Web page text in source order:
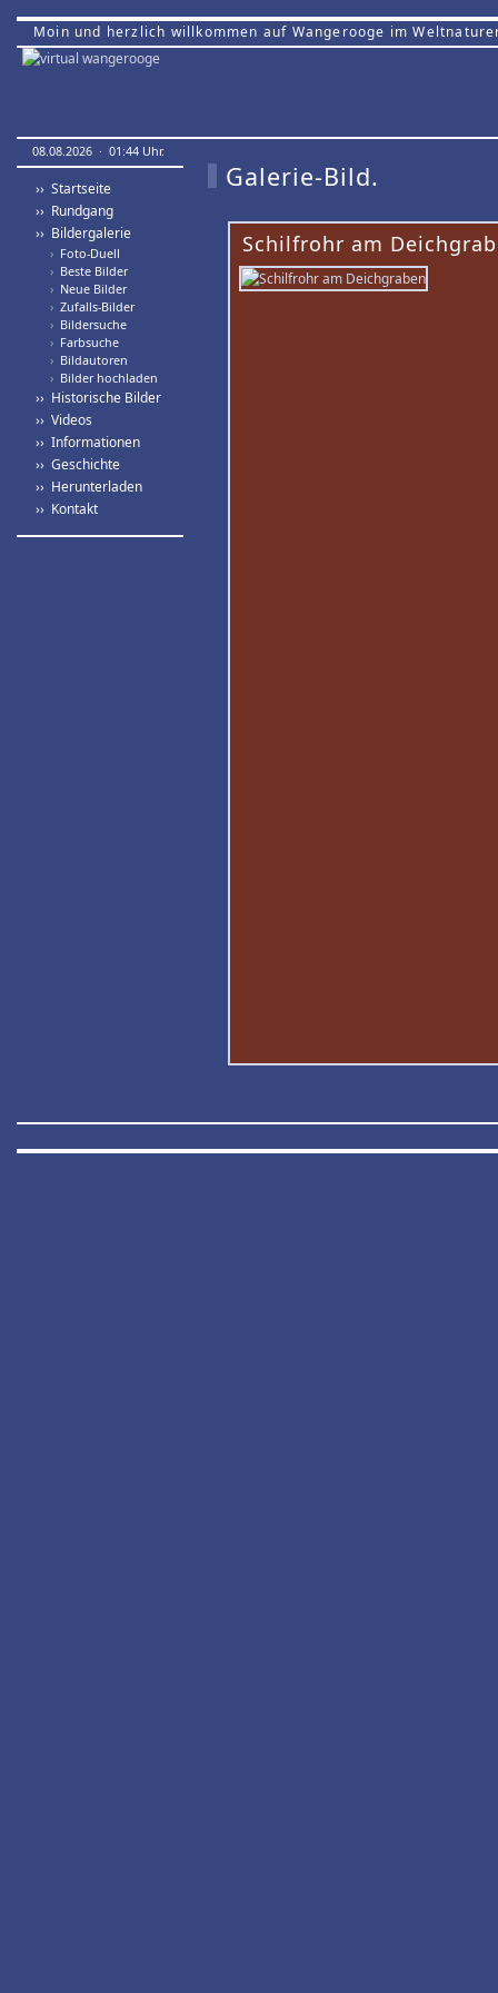
Moin und herzlich willkommen auf Wangerooge im
08.08.2026 · 01:44 Uhr.
›› Startseite
›› Rundgang
›› Bildergalerie
› Foto-Duell
› Beste Bilder
› Neue Bilder
› Zufalls-Bilder
› Bildersuche
› Farbsuche
› Bildautoren
› Bilder hochladen
›› Historische Bilder
›› Videos
›› Informationen
›› Geschichte
›› Herunterladen
›› Kontakt
Galerie-Bild.
Schilfrohr am